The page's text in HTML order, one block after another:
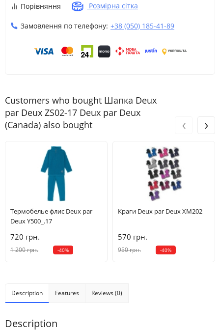
Порівняння Розмірна сітка
Замовлення по телефону: +38 (050) 185-41-89
Customers who bought Шапка Deux
par Deux ZS02-17 Deux par Deux
(Canada) also bought
Термобелье флис Deux par
Deux Y500_.17
720 грн.
1 200 грн. -40%
Краги Deux par Deux XM202
570 грн.
950 грн. -40%
‹ ›
Description Features Reviews (0)
Description